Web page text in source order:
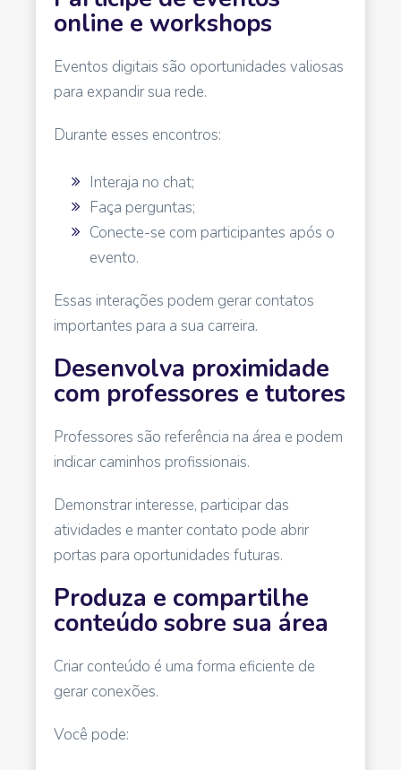
online e workshops
Eventos digitais são oportunidades valiosas
para expandir sua rede.
Durante esses encontros:
Interaja no chat;
Faça perguntas;
Conecte-se com participantes após o
evento.
Essas interações podem gerar contatos
importantes para a sua carreira.
Desenvolva proximidade
com professores e tutores
Professores são referência na área e podem
indicar caminhos profissionais.
Demonstrar interesse, participar das
atividades e manter contato pode abrir
portas para oportunidades futuras.
Produza e compartilhe
conteúdo sobre sua área
Criar conteúdo é uma forma eficiente de
gerar conexões.
Você pode: